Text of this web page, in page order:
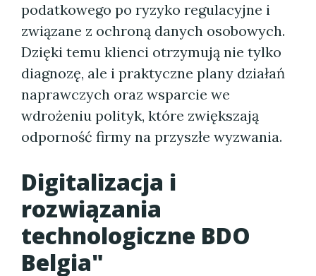
podatkowego po ryzyko regulacyjne i
związane z ochroną danych osobowych.
Dzięki temu klienci otrzymują nie tylko
diagnozę, ale i praktyczne plany działań
naprawczych oraz wsparcie we
wdrożeniu polityk, które zwiększają
odporność firmy na przyszłe wyzwania.
Digitalizacja i
rozwiązania
technologiczne BDO
Belgia"